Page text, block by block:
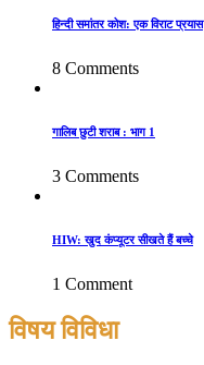
हिन्दी समांतर कोश: एक विराट प्रयास
8 Comments
गालिब छुटी शराब : भाग 1
3 Comments
HIW: खुद कंप्यूटर सीखते हैं बच्चे
1 Comment
विषय विविधा